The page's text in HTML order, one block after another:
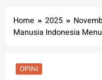
Home 2025
Manusia Indonesia
OPINI